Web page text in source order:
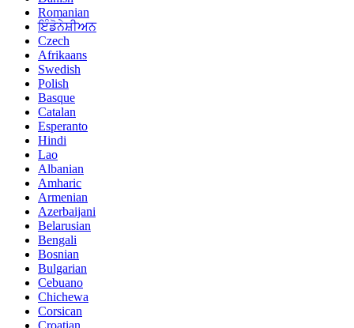
Romanian
ਇੰਡੋਨੇਸ਼ੀਅਨ
Czech
Afrikaans
Swedish
Polish
Basque
Catalan
Esperanto
Hindi
Lao
Albanian
Amharic
Armenian
Azerbaijani
Belarusian
Bengali
Bosnian
Bulgarian
Cebuano
Chichewa
Corsican
Croatian